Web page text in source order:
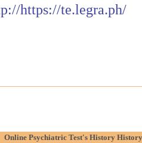
https://te.legra.ph/
Online Psychiatric Test's History